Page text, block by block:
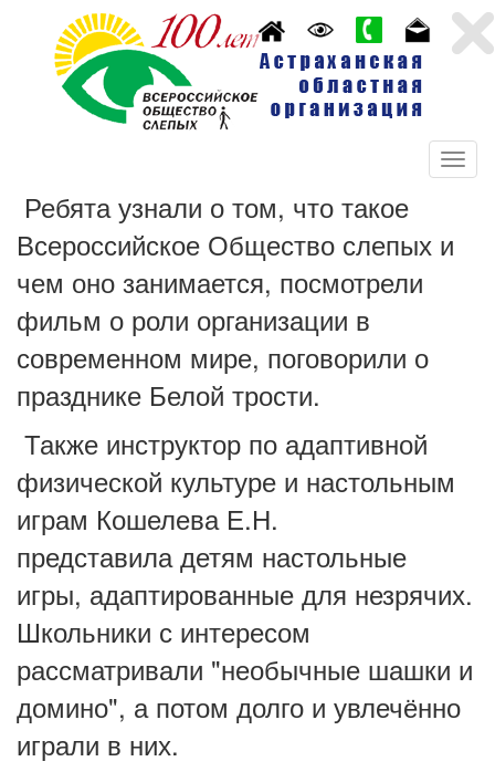
Ребята узнали о том, что такое
Всероссийское Общество слепых и
чем оно занимается, посмотрели
фильм о роли организации в
современном мире, поговорили о
празднике Белой трости.
Также инструктор по адаптивной
физической культуре и настольным
играм Кошелева Е.Н.
представиладетям настольные
игры, адаптированные для незрячих.
Школьники с интересом
рассматривали "необычные шашки и
домино", а потом долго и увлечённо
играли в них.